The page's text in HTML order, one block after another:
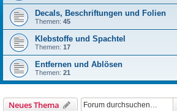
Decals, Beschriftungen und Folien
Themen: 45
Klebstoffe und Spachtel
Themen: 17
Entfernen und Ablösen
Themen: 21
Neues Thema